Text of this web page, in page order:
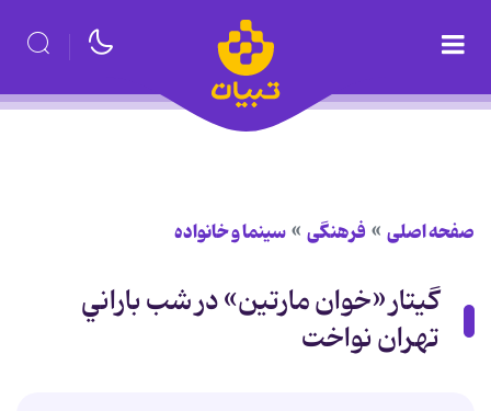
صفحه اصلی فرهنگی سینما و خانواده
گيتار «خوان‌ مارتين» در شب‌ باراني
تهران نواخت